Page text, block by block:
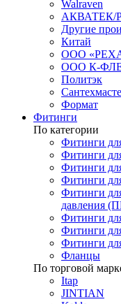
Walraven
АКВАТЕК/
Другие
Китай
ООО
ООО К-
Политэк
Формат
Фитинги
По категории
Фитинги
Фитинги
Фитинги
Фитинги
Фитинги
давления
Фитинги
Фитинги
Фитинги
Фланцы
По торговой
Itap
JINTIAN